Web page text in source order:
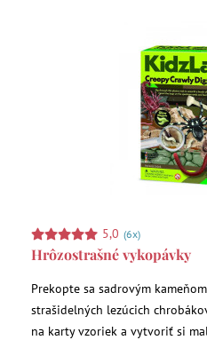
5,0 (6x)
Hrôzostrašné vykopávky
Prekopte sa sadrovým
strašidelných lezúcich
na karty vzoriek a vytvoriť si